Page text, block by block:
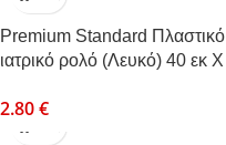
Premium Standard Πλαστικό
ιατρικό ρολό (Λευκό) 40 εκ Χ
2.80€